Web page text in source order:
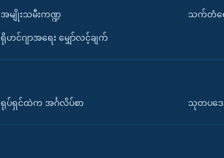
အမျိုးသမီးကဏ္ဍ
ရိုဟင်ဂျာအရေး မျှော်လင့်ချက်
သက်တံရ
ရုပ်ရှင်ထဲက အင်္ဂလိပ်စာ သုတပဒေ